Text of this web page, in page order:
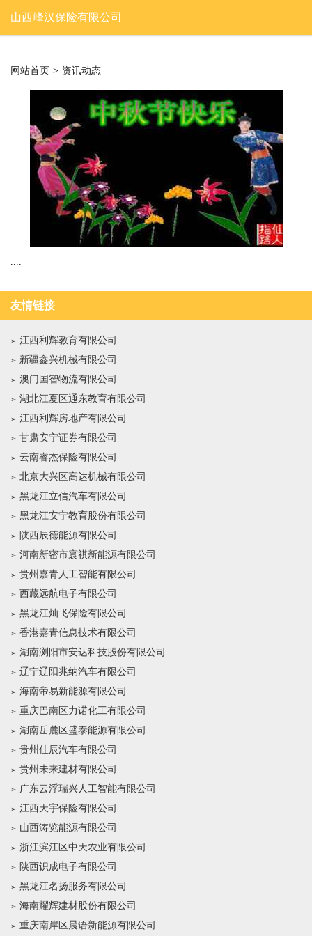
山西峰汉保险有限公司
网站首页 > 资讯动态
....
友情链接
江西利辉教育有限公司
新疆鑫兴机械有限公司
澳门国智物流有限公司
湖北江夏区通东教育有限公司
江西利辉房地产有限公司
甘肃安宁证券有限公司
云南睿杰保险有限公司
北京大兴区高达机械有限公司
黑龙江立信汽车有限公司
黑龙江安宁教育股份有限公司
陕西辰德能源有限公司
河南新密市寰祺新能源有限公司
贵州嘉青人工智能有限公司
西藏远航电子有限公司
黑龙江灿飞保险有限公司
香港嘉青信息技术有限公司
湖南浏阳市安达科技股份有限公司
辽宁辽阳兆纳汽车有限公司
海南帝易新能源有限公司
重庆巴南区力诺化工有限公司
湖南岳麓区盛泰能源有限公司
贵州佳辰汽车有限公司
贵州未来建材有限公司
广东云浮瑞兴人工智能有限公司
江西天宇保险有限公司
山西涛览能源有限公司
浙江滨江区中天农业有限公司
陕西识成电子有限公司
黑龙江名扬服务有限公司
海南耀辉建材股份有限公司
重庆南岸区晨语新能源有限公司